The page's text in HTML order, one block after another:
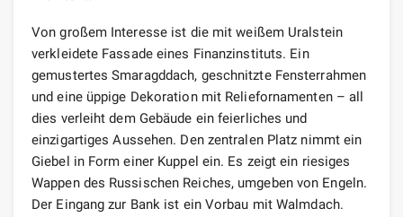
Von großem Interesse ist die mit weißem Uralstein
verkleidete Fassade eines Finanzinstituts. Ein
gemustertes Smaragddach, geschnitzte Fensterrahmen
und eine üppige Dekoration mit Reliefornamenten – all
dies verleiht dem Gebäude ein feierliches und
einzigartiges Aussehen. Den zentralen Platz nimmt ein
Giebel in Form einer Kuppel ein. Es zeigt ein riesiges
Wappen des Russischen Reiches, umgeben von Engeln.
Der Eingang zur Bank ist ein Vorbau mit Walmdach.